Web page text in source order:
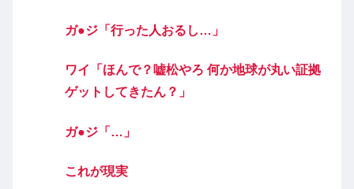
ガ●ジ「行った人おるし…」
ワイ「ほんで？嘘松やろ 何か地球が丸い証拠
ゲットしてきたん？」
ガ●ジ「…」
これが現実